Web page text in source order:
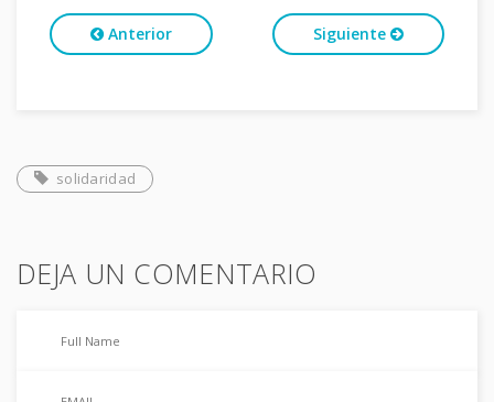
Anterior Siguiente
solidaridad
DEJA UN COMENTARIO